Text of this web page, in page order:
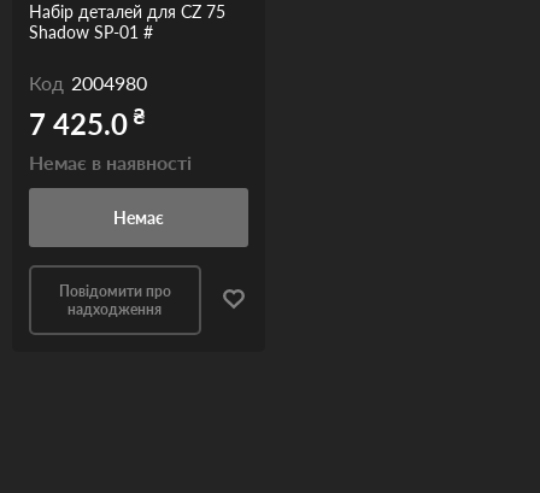
Набір деталей для CZ 75
Shadow SP-01 #
Код 2004980
7 425.0₴
Немає в наявності
Немає
Повідомити про
надходження